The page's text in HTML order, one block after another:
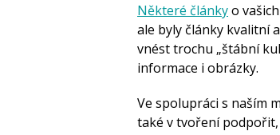
Některé článkyo
ale byly články kvalitní
vnést trochu „štábní
informace i obrázky.
Ve spolupráci s naším
také v tvoření